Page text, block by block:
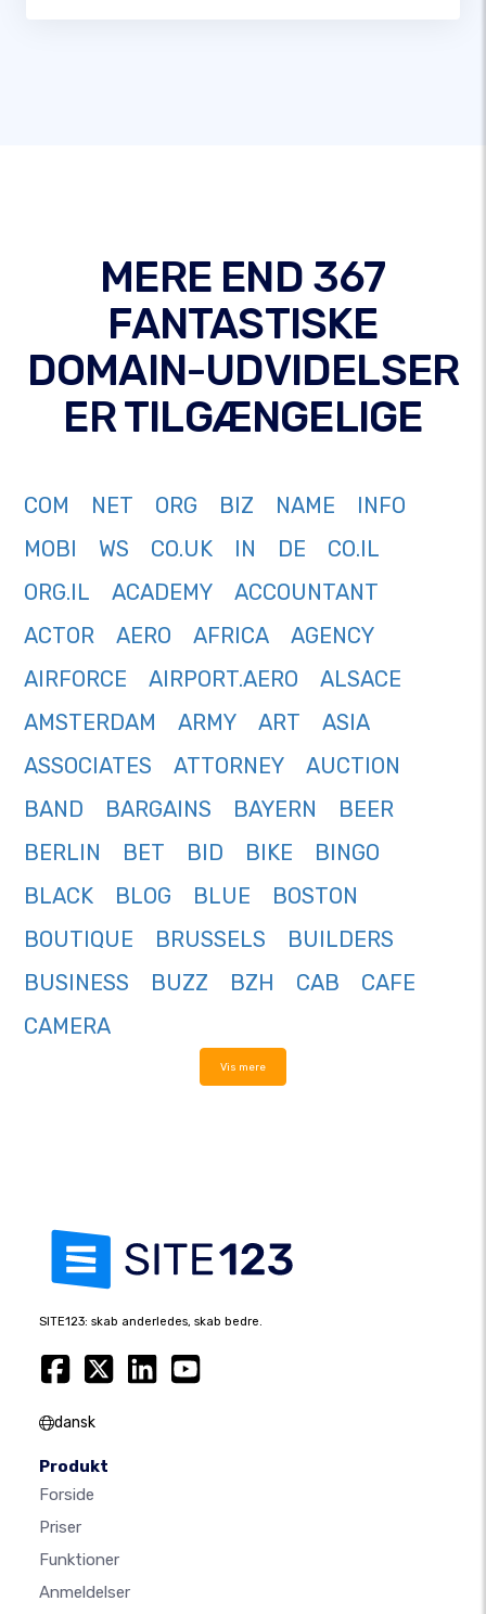
MERE END 367
FANTASTISKE
DOMAIN-UDVIDELSER
ER TILGÆNGELIGE
COM NET ORG BIZ NAME
INFO
MOBI
WS CO.UK IN DE
CO.IL
ORG.IL
ACADEMY
ACCOUNTANT
ACTOR
AERO AFRICA
AGENCY
AIRFORCE
AIRPORT.AERO
ALSACE
AMSTERDAM
ARMY ART
ASIA
ASSOCIATES
ATTORNEY
AUCTION
BAND
BARGAINS BAYERN
BEER
BERLIN
BET BID BIKE
BINGO
BLACK
BLOG BLUE
BOSTON
BOUTIQUE
BRUSSELS
BUILDERS
BUSINESS
BUZZ BZH CAB
CAFE
CAMERA
Vis mere
SITE123: skab anderledes, skab bedre.
dansk
Produkt
Forside
Priser
Funktioner
Anmeldelser